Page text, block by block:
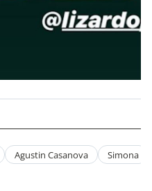
Agustin Casanova Simona